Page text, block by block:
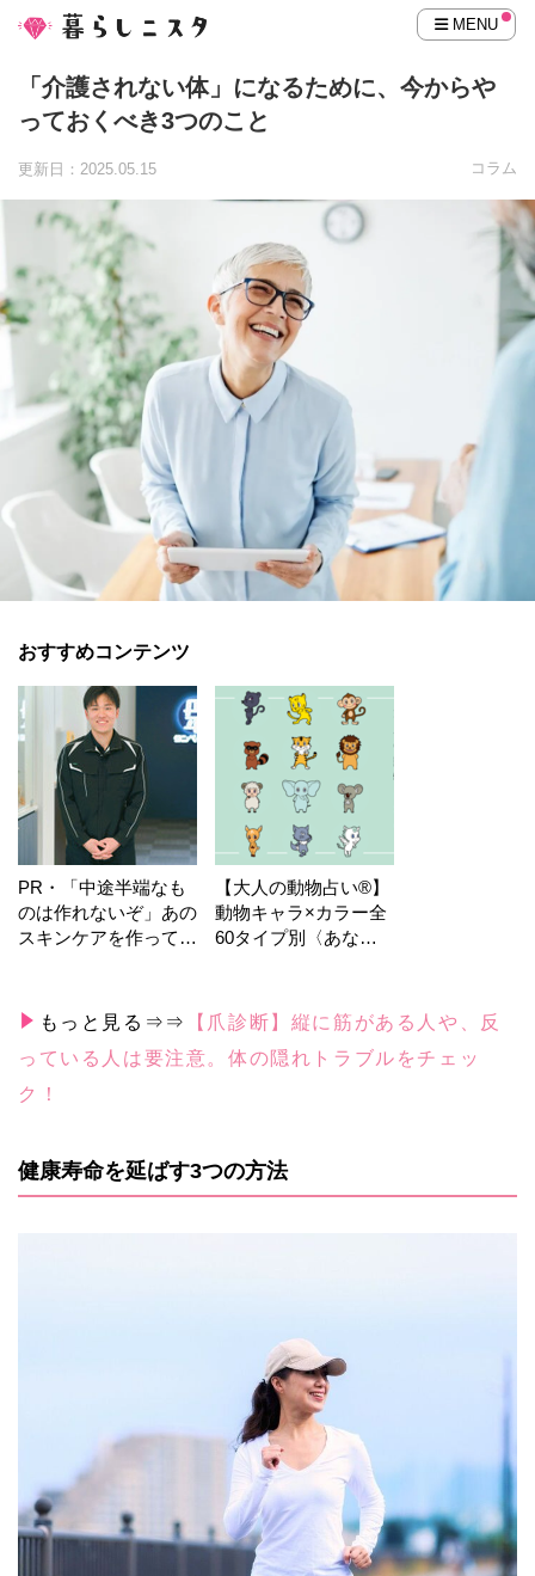
MENU
「介護されない体」になるために、今からや
っておくべき3つのこと
更新日：2025.05.15 コラム
おすすめコンテンツ
PR・「中途半端なも
のは作れないぞ」あの
スキンケアを作ってい
【大人の動物占い®】
動物キャラ×カラー全
60タイプ別〈あなた
もっと見る⇒⇒
【爪診断】縦に筋がある人や、反
っている人は要注意。体の隠れトラブルをチェッ
ク！
健康寿命を延ばす3つの方法